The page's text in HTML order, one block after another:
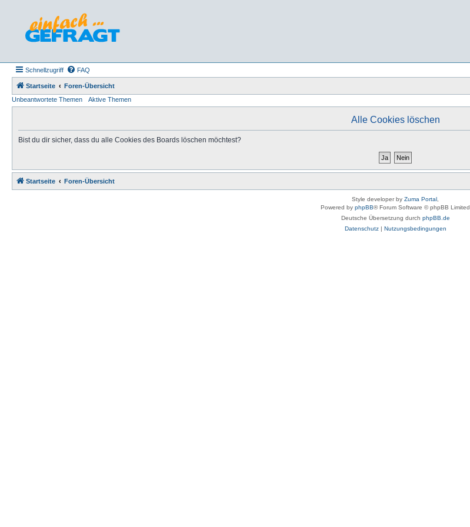
Schnellzugriff FAQ
Startseite
Foren-Übersicht
Unbeantwortete Themen
Aktive Themen
Alle Cookies löschen
Bist du dir sicher, dass du alle Cookies des Boards löschen möchtest?
Startseite Foren-Übersicht
Style developer by Zuma Portal
Powered by phpBB® Forum Software © phpBB Limited
Deutsche Übersetzung durch phpBB.de
Datenschutz| Nutzungsbedingungen